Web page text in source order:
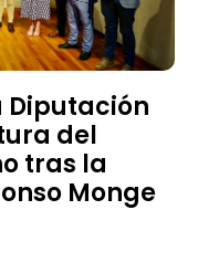
Diputación
del
tras la
Monge